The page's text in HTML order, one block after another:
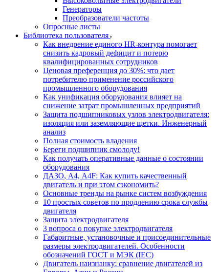
Генераторы
Преобразователи частоты
Опросные листы
Библиотека пользователя
Как внедрение единого HR-контура помогает
снизить кадровый дефицит и потерю
квалифицированных сотрудников
Ценовая преференция до 30%: что дает
потребителю применение российского
промышленного оборудования
Как унификация оборудования влияет на
снижение затрат промышленных предприятий
Защита подшипниковых узлов электродвигателя:
изоляция или заземляющие щетки. Инженерный
анализ
Полная стоимость владения
Береги подшипник смолоду!
Как получать оперативные данные о состоянии
оборудования
ДАЗО, А4, А4F: Как купить качественный
двигатель и при этом сэкономить?
Основные тренды на рынке систем возбуждения
10 простых советов по продлению срока службы
двигателя
Защита электродвигателя
3 вопроса о покупке электродвигателя
Габаритные, установочные и присоединительные
размеры электродвигателей. Особенности
обозначений ГОСТ и МЭК (IEC)
Двигатель наизнанку: сравнение двигателей из